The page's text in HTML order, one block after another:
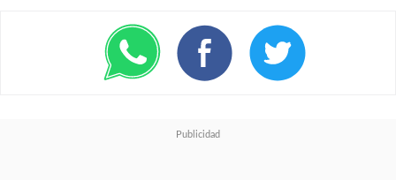
prodigioso fundador y CEO de
Prodigy Corporation
tecnológico: los híbridos